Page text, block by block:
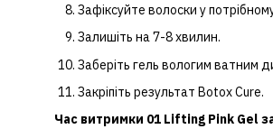
Зафіксуйте волоски у
Залишіть на 7-8 хвилин.
Заберіть гель вологим ватним
Закріпіть результат Botox Cure.
Час витримки 01 Lifting Pink Gel